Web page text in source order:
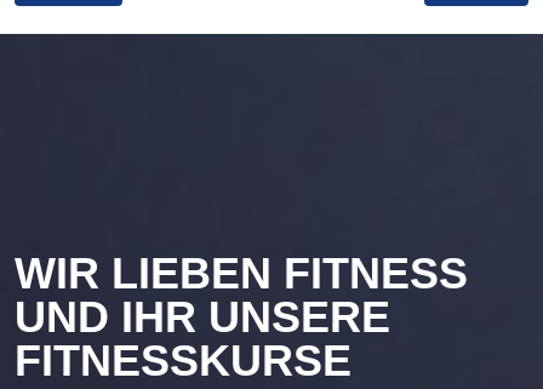
WIR LIEBEN FITNESS
UND IHR UNSERE
FITNESSKURSE